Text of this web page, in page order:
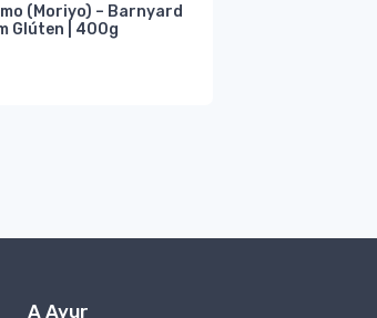
(Moriyo) – Barnyard
Glúten | 400g
A Ayur